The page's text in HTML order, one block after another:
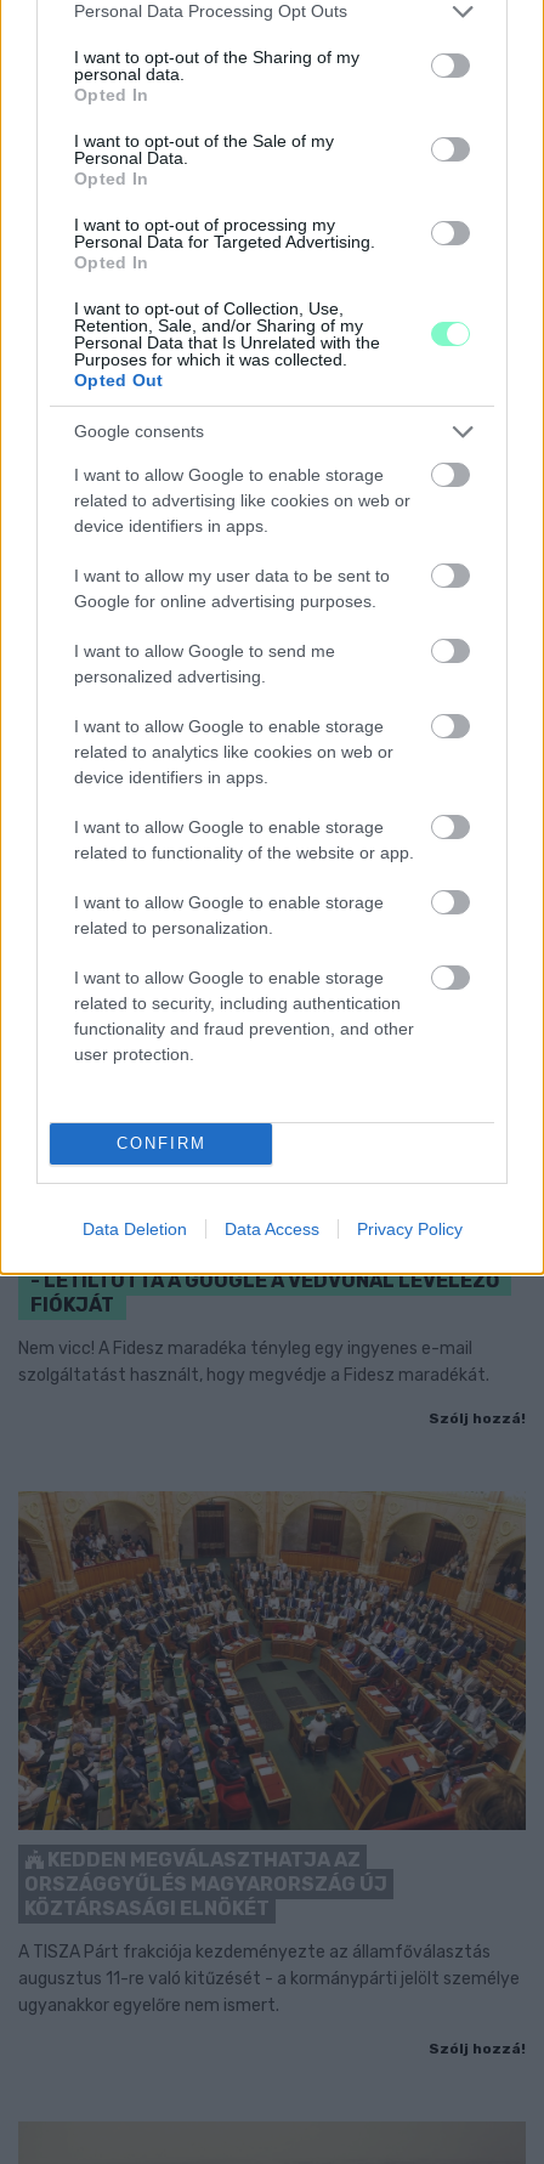
Please note that this website/app uses one or more Google
not limited to your visit or usage behaviour. You may click to
grant or deny consent to Google and its third-party tags to
use your data for below specified purposes in below Google
consent section.
Personal Data Processing Opt Outs
I want to opt-out of the Sharing of my
personal data.
Opted In
I want to opt-out of the Sale of my
Personal Data.
Opted In
I want to opt-out of processing my
Personal Data for Targeted Advertising.
Opted In
I want to opt-out of Collection, Use,
Retention, Sale, and/or Sharing of my
Personal Data that Is Unrelated with the
Purposes for which it was collected.
Opted Out
Google consents
I want to allow Google to enable storage
related to advertising like cookies on web or
device identifiers in apps.
I want to allow my user data to be sent to
Google for online advertising purposes.
I want to allow Google to send me
personalized advertising.
I want to allow Google to enable storage
related to analytics like cookies on web or
device identifiers in apps.
I want to allow Google to enable storage
related to functionality of the website or app.
I want to allow Google to enable storage
related to personalization.
I want to allow Google to enable storage
related to security, including authentication
functionality and fraud prevention, and other
user protection.
CONFIRM
Data Deletion Data Access Privacy Policy
NŐVERŐ SZOMBATHELYI FÉRFI ELLEN EMELT
VÁDAT AZ ÜGYÉSZSÉG
Szólj hozzá!
A RÓMAIAKTÓL AZ AGYAGKATONÁKIG –
KÖZÖNSÉGTALÁLKOZÓ VÁRJA A LÁTOGATÓKAT A
GYŐRI RÓMER MÚZEUMBAN
Ingyenes programokkal és különleges kiállításokkal készülnek a
hét második felére, a hőségriadó idején ráadásul a Várkazamata
– Kőtár is díjmentesen látogatható.
Szólj hozzá!
- LETILTOTTA A GOOGLE A VÉDVONAL LEVELEZŐ
FIÓKJÁT
Nem vicc! A Fidesz maradéka tényleg egy ingyenes e-mail
szolgáltatást használt, hogy megvédje a Fidesz maradékát.
Szólj hozzá!
KEDDEN MEGVÁLASZTHATJA AZ
ORSZÁGGYŰLÉS MAGYARORSZÁG ÚJ
KÖZTÁRSASÁGI ELNÖKÉT
A TISZA Párt frakciója kezdeményezte az államfőválasztás
augusztus 11-re való kitűzését - a kormánypárti jelölt személye
ugyanakkor egyelőre nem ismert.
Szólj hozzá!